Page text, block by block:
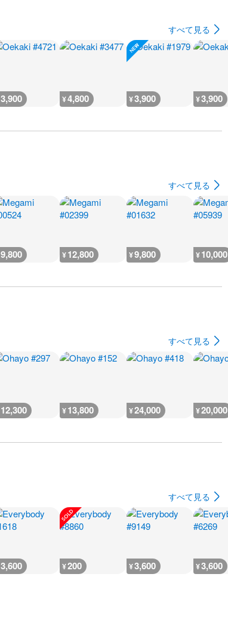
すべて見る
3,900 ¥4,800 ¥3,900 ¥3,900
すべて見る
9,800 ¥12,800 ¥9,800 ¥10,000
すべて見る
12,300 ¥13,800 ¥24,000 ¥20,000
すべて見る
3,600 ¥200 ¥3,600 ¥3,600